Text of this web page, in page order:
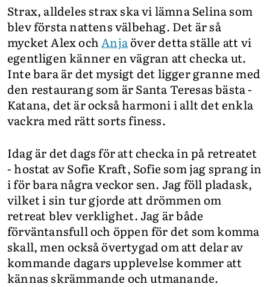
Strax, alldeles strax ska vi lämna Selina som
blev första nattens välbehag. Det är så
mycket Alex ochAnjaöver detta ställe att vi
egentligen känner en vägran att checka ut.
Inte bara är det mysigt det ligger granne med
den restaurang som är Santa Teresas bästa -
Katana, det är också harmoni i allt det enkla
vackra med rätt sorts finess.
Idag är det dags för att checka in på retreatet
- hostat av Sofie Kraft, Sofie som jag sprang in
i för bara några veckor sen. Jag föll pladask,
vilket i sin tur gjorde att drömmen om
retreat blev verklighet. Jag är både
förväntansfull och öppen för det som komma
skall, men också övertygad om att delar av
kommande dagars upplevelse kommer att
kännas skrämmande och utmanande.